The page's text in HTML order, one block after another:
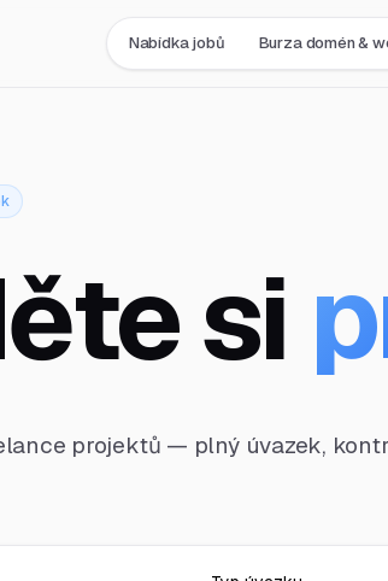
Nabídka jobů Burza domén &
si
projektů — plný úvazek,